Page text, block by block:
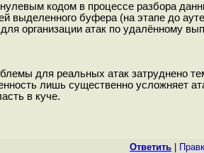
кодом в процессе разбора
выделенного буфера (на этапе до
организации атак по удалённому
для реальных атак затруднено
лишь существенно усложняет
в куче.
Ответить